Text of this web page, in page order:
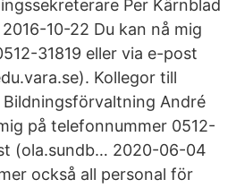
Per Kärnblad
10-22 Du kan nå mig
31819 eller via e-post
Kollegor till
André
på telefonnummer 0512-
(ola.sundb… 2020-06-04
också all personal för